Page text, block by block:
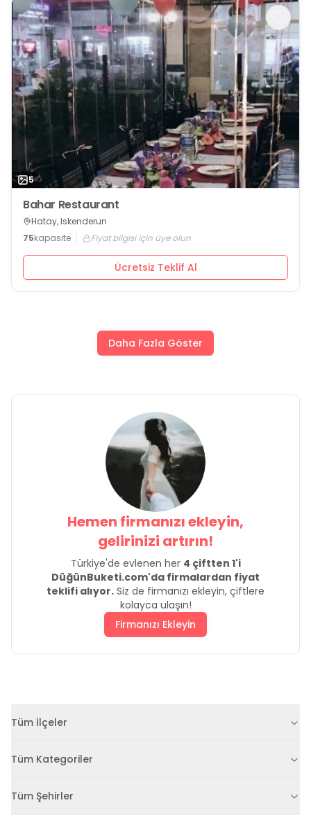
5
Bahar Restaurant
Hatay, Iskenderun
75kapasite Fiyat bilgisi için üye olun
Ücretsiz Teklif Al
Daha Fazla Göster
Hemen firmanızı ekleyin,
gelirinizi artırın!
Türkiye'de evlenen her 4 çiftten 1'i
DüğünBuketi.com'da firmalardan fiyat
teklifi alıyor. Siz de firmanızı ekleyin, çiftlere
kolayca ulaşın!
Firmanızı Ekleyin
Tüm İlçeler
Tüm Kategoriler
Tüm Şehirler